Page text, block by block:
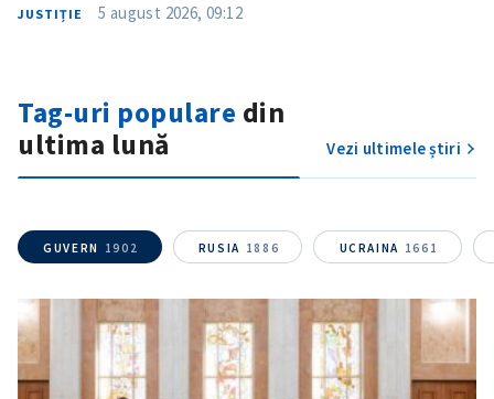
JUSTIȚIE 5 august 2026, 09:12
Tag-uri populare din
ultima lună
Vezi ultimele știri
GUVERN 1902 RUSIA 1886 UCRAINA 1661